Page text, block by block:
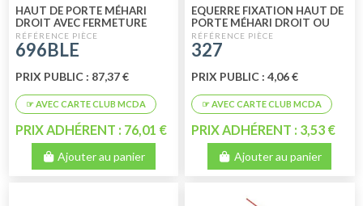
HAUT DE PORTE MÉHARI
DROIT AVEC FERMETURE
ÉCLAIR BLEU
696BLE
PRIX PUBLIC : 87,37 €
PRIX ADHÉRENT : 76,01 €
Ajouter au panier
EQUERRE FIXATION HAUT DE
PORTE MÉHARI DROIT OU
GAUCHE
327
PRIX PUBLIC : 4,06 €
PRIX ADHÉRENT : 3,53 €
Ajouter au panier